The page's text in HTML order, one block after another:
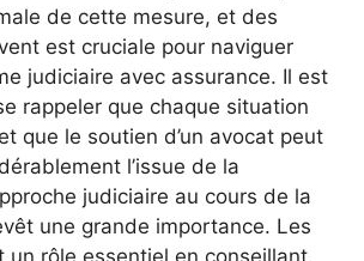
de cette mesure, et des
est cruciale pour naviguer
judiciaire avec assurance. Il est
rappeler que chaque situation
que le soutien d’un avocat peut
l’issue de la
judiciaire au cours de la
une grande importance. Les
un rôle essentiel en conseillant